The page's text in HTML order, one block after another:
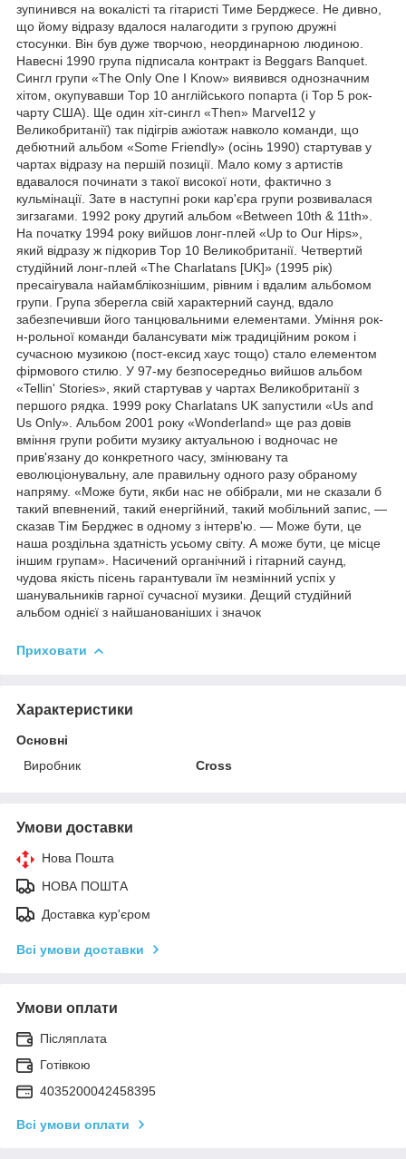
зупинився на вокалісті та гітаристі Тиме Берджесе. Не дивно,
що йому відразу вдалося налагодити з групою дружні
стосунки. Він був дуже творчою, неординарною людиною.
Навесні 1990 група підписала контракт із Beggars Banquet.
Сингл групи «The Only One I Know» виявився однозначним
хітом, окупувавши Тор 10 англійського попарта (і Тор 5 рок-
чарту США). Ще один хіт-сингл «Then» Marvel12 у
Великобританії) так підігрів ажіотаж навколо команди, що
дебютний альбом «Some Friendly» (осінь 1990) стартував у
чартах відразу на першій позиції. Мало кому з артистів
вдавалося починати з такої високої ноти, фактично з
кульмінації. Зате в наступні роки кар'єра групи розвивалася
зигзагами. 1992 року другий альбом «Between 10th & 11th».
На початку 1994 року вийшов лонг-плей «Up to Our Hips»,
який відразу ж підкорив Тор 10 Великобританії. Четвертий
студійний лонг-плей «The Charlatans [UK]» (1995 рік)
пресаirувала найамблікознішим, рівним і вдалим альбомом
групи. Група зберегла свій характерний саунд, вдало
забезпечивши його танцювальними елементами. Уміння рок-
н-рольної команди балансувати між традиційним роком і
сучасною музикою (пост-ексид хаус тощо) стало елементом
фірмового стилю. У 97-му безпосередньо вийшов альбом
«Tellin' Stories», який стартував у чартах Великобританії з
першого рядка. 1999 року Charlatans UK запустили «Us аnd
Us Only». Альбом 2001 року «Wonderland» ще раз довів
вміння групи робити музику актуальною і водночас не
прив'язану до конкретного часу, змінювану та
еволюціонувальну, але правильну одного разу обраному
напряму. «Може бути, якби нас не обібрали, ми не сказали б
такий впевнений, такий енергійний, такий мобільний запис, —
сказав Тім Берджес в одному з інтерв'ю. — Може бути, це
наша роздільна здатність усьому світу. А може бути, це місце
іншим групам». Насичений органічний і гітарний саунд,
чудова якість пісень гарантували їм незмінний успіх у
шанувальників гарної сучасної музики. Дещий студійний
альбом однієї з найшанованіших і значок
Приховати
Характеристики
Основні
Виробник
Cross
Умови доставки
Нова Пошта
НОВА ПОШТА
Доставка кур'єром
Всі умови доставки
Умови оплати
Післяплата
Готівкою
4035200042458395
Всі умови оплати